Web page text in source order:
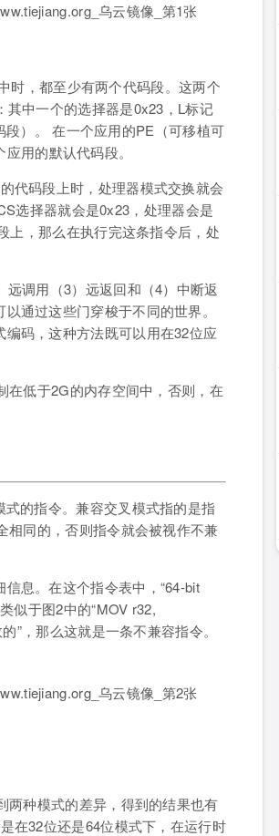
时，都至少有两个代码段。这两个
其中一个的选择器是0x23，L标记
）。 在一个应用的PE（可移植可
用的默认代码段。
代码段上时，处理器模式交换就会
选择器就会是0x23，处理器会是
上，那么在执行完这条指令后，处
调用（3）远返回和（4）中断返
通过这些门穿梭于不同的世界。
码，这种方法既可以用在32位应
在低于2G的内存空间中，否则，在
的指令。兼容交叉模式指的是指
相同的，否则指令就会被视作不兼
息。在这个指令表中，“64-bit
似于图2中的“MOV r32,
”，那么这就是一条不兼容指令。
两种模式的差异，得到的结果也有
在32位还是64位模式下，在运行时